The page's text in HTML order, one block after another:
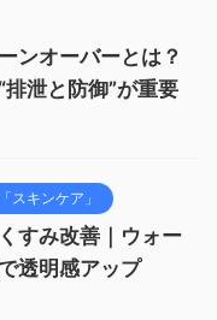
ンオーバーとは？
泄と防御”が重要
スキンケア」
すみ改善｜ウォー
透明感アップ